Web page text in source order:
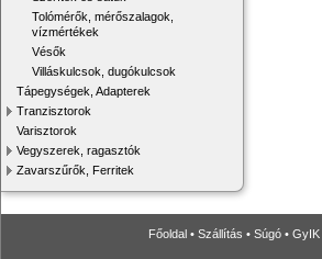
Tolómérők, mérőszalagok,
vízmértékek
Vésők
Villáskulcsok, dugókulcsok
Tápegységek, Adapterek
Tranzisztorok
Varisztorok
Vegyszerek, ragasztók
Zavarszűrők, Ferritek
Főoldal • Szállítás • Súgó • GyIK